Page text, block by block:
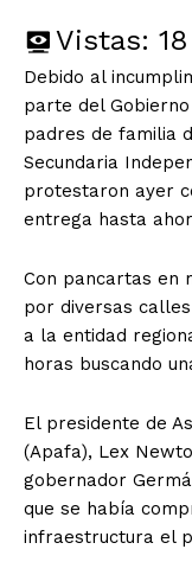
Vistas: 18
Debido al
parte del
padres de familia
Secundaria
protestaron ayer
entrega hasta
Con pancartas en
por diversas
a la entidad
horas buscando
El presidente de
(Apafa), Lex
gobernador
que se había
infraestructura el